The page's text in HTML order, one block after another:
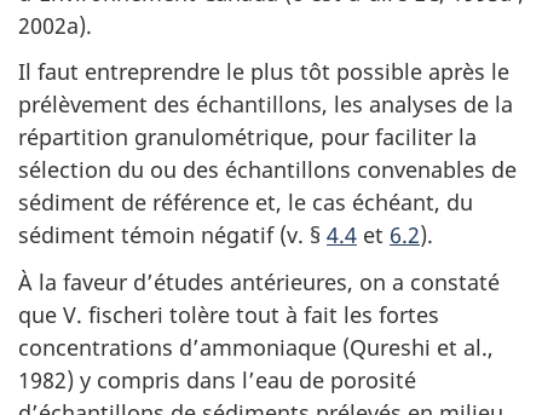
2002a).
Il faut entreprendre le plus tôt possible après le
prélèvement des échantillons, les analyses de la
répartition granulométrique, pour faciliter la
sélection du ou des échantillons convenables de
sédiment de référence et, le cas échéant, du
sédiment témoin négatif (v. § 4.4 et 6.2).
À la faveur d’études antérieures, on a constaté
que V. fischeri tolère tout à fait les fortes
concentrations d’ammoniaque (Qureshi et al.,
1982) y compris dans l’eau de porosité